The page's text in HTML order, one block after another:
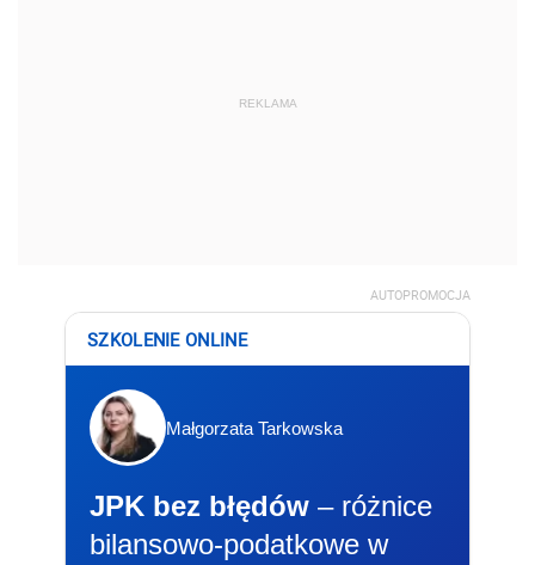
REKLAMA
AUTOPROMOCJA
SZKOLENIE ONLINE
Małgorzata Tarkowska
JPK bez błędów – różnice
bilansowo-podatkowe w